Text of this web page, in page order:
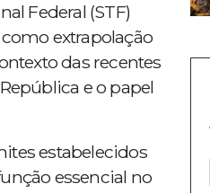
Federal (STF)
extrapolação
das recentes
e o papel
estabelecidos
essencial no